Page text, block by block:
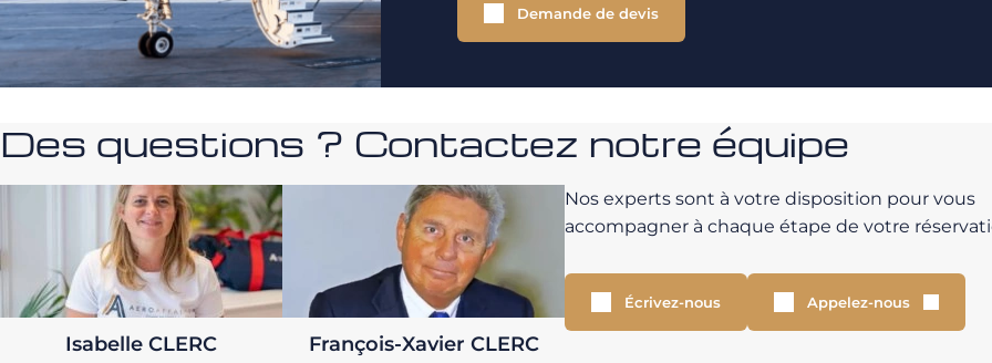
Demande de devis
Des questions ? Contactez notre équipe
Isabelle CLERC François-Xavier CLERC
Nos experts sont à votre disposition pour vous
accompagner à chaque étape de votre
Écrivez-nous Appelez-nous